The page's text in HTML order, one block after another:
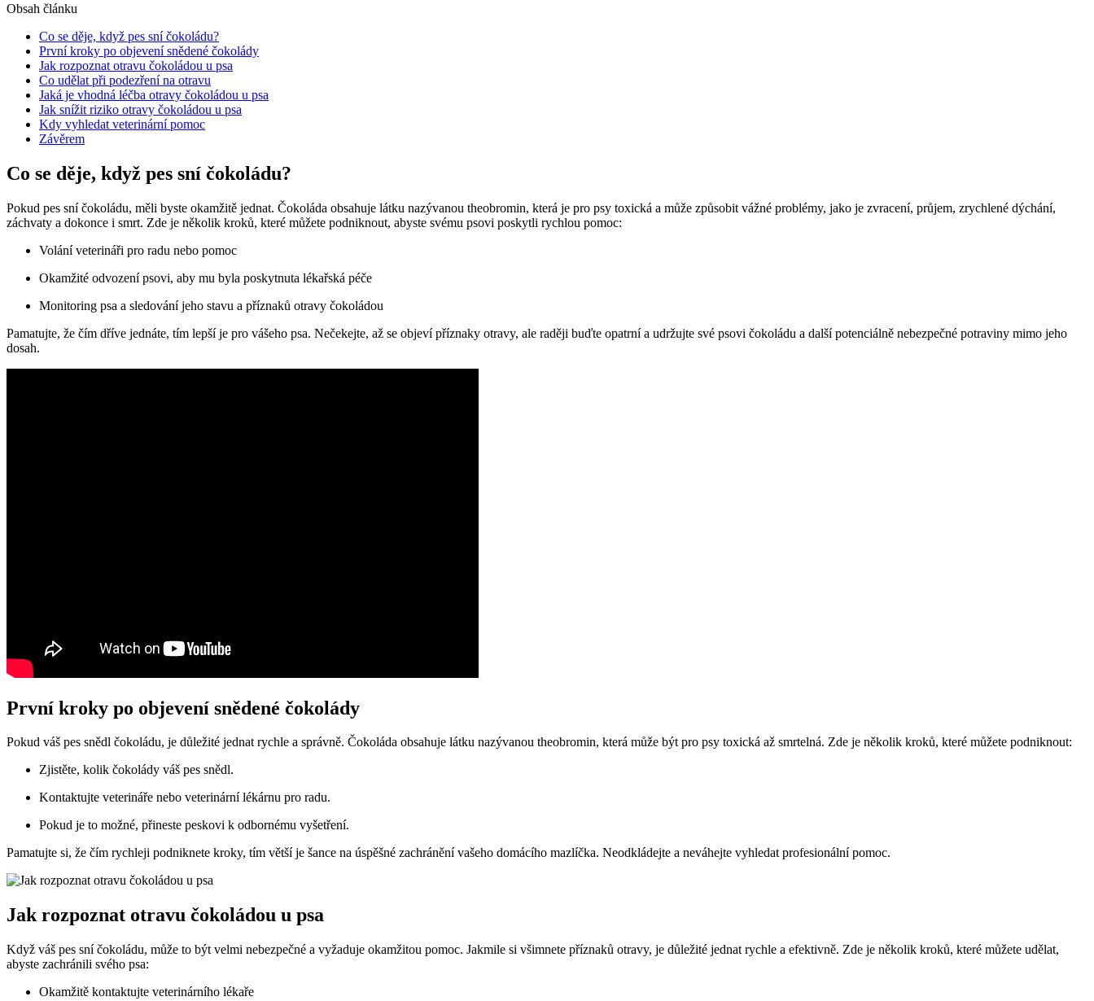
Obsah článku
Co se děje, když pes sní čokoládu?
První kroky po objevení snědené čokolády
Jak rozpoznat otravu čokoládou u psa
Co udělat při podezření na otravu
Jaká je vhodná léčba otravy čokoládou u psa
Jak snížit riziko otravy čokoládou u psa
Kdy vyhledat veterinární pomoc
Závěrem
Co se děje, když pes sní čokoládu?
Pokud pes sní čokoládu, měli byste okamžitě jednat. Čokoláda obsahuje látku nazývanou theobromin, která je pro psy toxická a může způsobit vážné problémy, jako je zvracení, průjem, zrychlené dýchání,
záchvaty a dokonce i smrt. Zde je několik kroků, které můžete podniknout, abyste svému psovi poskytli rychlou pomoc:
Volání veterináři pro radu nebo pomoc
Okamžité odvození psovi, aby mu byla poskytnuta lékařská péče
Monitoring psa a sledování jeho stavu a příznaků otravy čokoládou
Pamatujte, že čím dříve jednáte, tím lepší je pro vášeho psa. Nečekejte, až se objeví příznaky otravy, ale raději buďte opatrní a udržujte své psovi čokoládu a další potenciálně nebezpečné potraviny mimo jeho
dosah.
První kroky po objevení snědené čokolády
Pokud váš pes snědl čokoládu, je důležité jednat rychle a správně. Čokoláda obsahuje látku nazývanou theobromin, která může být pro psy toxická až smrtelná. Zde je několik kroků, které můžete podniknout:
Zjistěte, kolik čokolády váš pes snědl.
Kontaktujte veterináře nebo veterinární lékárnu pro radu.
Pokud je to možné, přineste peskovi k odbornému vyšetření.
Pamatujte si, že čím rychleji podniknete kroky, tím větší je šance na úspěšné zachránění vašeho domácího mazlíčka. Neodkládejte a neváhejte vyhledat profesionální pomoc.
Jak rozpoznat otravu čokoládou u psa
Když váš pes sní čokoládu, může to být velmi nebezpečné a vyžaduje okamžitou pomoc. Jakmile si všimnete příznaků otravy, je důležité jednat rychle a efektivně. Zde je několik kroků, které můžete udělat,
abyste zachránili svého psa:
Okamžitě kontaktujte veterinárního lékaře